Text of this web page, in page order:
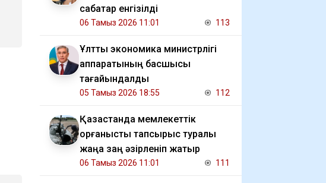
сабақтар енгізілді
06 Тамыз 2026 11:01 113
Ұлттық экономика министрлігі
аппаратының басшысы
тағайындалды
05 Тамыз 2026 18:55 112
Қазақстанда мемлекеттік
қорғаныстық тапсырыс туралы
жаңа заң әзірленіп жатыр
06 Тамыз 2026 11:01 111